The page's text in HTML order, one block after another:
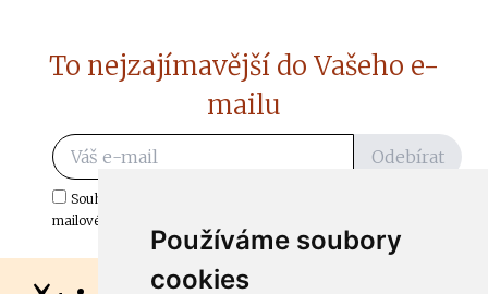
Používáme soubory
cookies
To nejzajímavější do Vašeho e-
mailu
Odebírat
Souhlasím s odběrem důležitých zpráv ze ČtiDoma.cz do mé e-
mailové schránky.